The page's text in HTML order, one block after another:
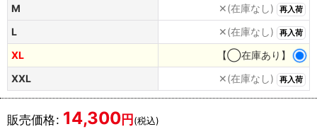
M
✕(在庫なし) 再入荷
L ✕(在庫なし) 再入荷
XL
【◯在庫あり】
XXL
✕(在庫なし) 再入荷
販売価格: 14,300円(税込)